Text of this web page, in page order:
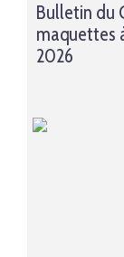
Bulletin du
maquettes
2026